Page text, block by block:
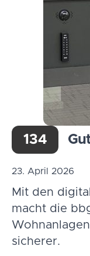
134
23. April 2026
Mit den
macht die
sicherer.